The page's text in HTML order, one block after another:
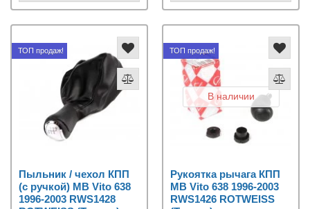
ТОП продаж!
Пыльник / чехол КПП
(с ручкой) MB Vito 638
1996-2003 RWS1428
ТОП продаж!
В наличии
Рукоятка рычага КПП
MB Vito 638 1996-2003
RWS1426 ROTWEISS